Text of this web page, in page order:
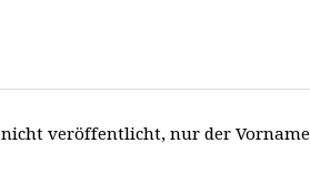
veröffentlicht, nur der